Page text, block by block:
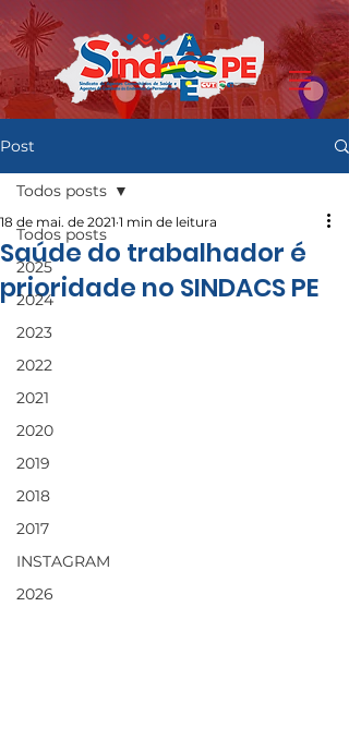
Post
Todos posts
2025
2024
2023
2022
2021
2020
2019
2018
2017
INSTAGRAM
2026
Todos posts
Saúde do trabalhador é
prioridade no SINDACS PE
18 de mai. de 2021 1 min de leitura